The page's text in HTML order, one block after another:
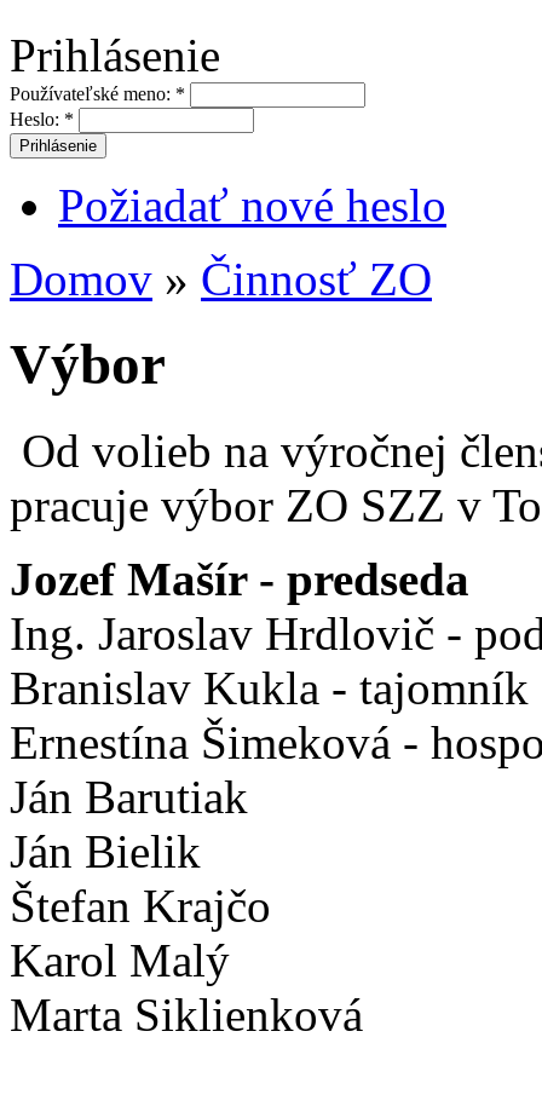
Prihlásenie
Používateľské meno: *
Heslo: *
Požiadať nové heslo
Domov » Činnosť ZO
Výbor
Od volieb na výročnej
pracuje výbor ZO SZZ v
Jozef Mašír - predseda
Ing. Jaroslav Hrdlovič -
Branislav Kukla - tajomník
Ernestína Šimeková -
Ján Barutiak
Ján Bielik
Štefan Krajčo
Karol Malý
Marta Siklienková